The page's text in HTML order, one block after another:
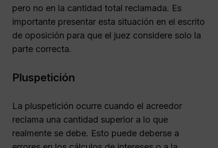
pero no en la cantidad total reclamada. Es
importante presentar esta situación en el escrito
de oposición para que el juez considere solo la
parte correcta.
Pluspetición
La pluspetición ocurre cuando el acreedor
reclama una cantidad superior a lo que
realmente se debe. Esto puede deberse a